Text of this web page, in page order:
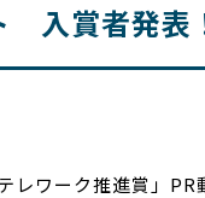
入賞者発表
レワーク推進賞」